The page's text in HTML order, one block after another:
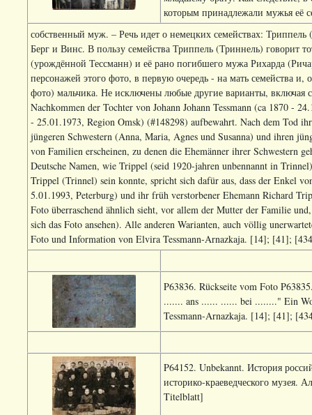
которым принадлежали мужья её
собственный муж. – Речь идет о немецких семействах:
Берг и Винс. В пользу семейства Триппель (Триннель) говорит
(урождённой Тессманн) и её рано погибшего мужа Рихарда
персонажей этого фото, в первую очередь - на мать семейства и,
фото) мальчика. Не исключены любые другие варианты,
Nachkommen der Tochter von Johann Johann Tessmann (ca 1870 -
- 25.01.1973, Region Omsk) (#148298) aufbewahrt. Nach dem Tod
jüngeren Schwestern (Anna, Maria, Agnes und Susanna) und ihren
von Familien erscheinen, zu denen die Ehemänner ihrer Schwestern
Deutsche Namen, wie Trippel (seid 1920-jahren unbennannt in
Trippel (Trinnel) sein konnte, spricht sich dafür aus, dass der Enkel
5.01.1993, Peterburg) und ihr früh verstorbener Ehemann Richard
Foto überraschend ähnlich sieht, vor allem der Mutter der Familie
sich das Foto ansehen). Alle anderen Warianten, auch völlig
Foto und Information von Elvira Tessmann-Arnazkaja. [14]; [41];
P63836. Rückseite vom Foto
....... ans ...... ...... bei ........" Ein
Tessmann-Arnazkaja. [14]; [41];
P64152. Unbekannt. История
историко-краеведческого
Titelblatt]